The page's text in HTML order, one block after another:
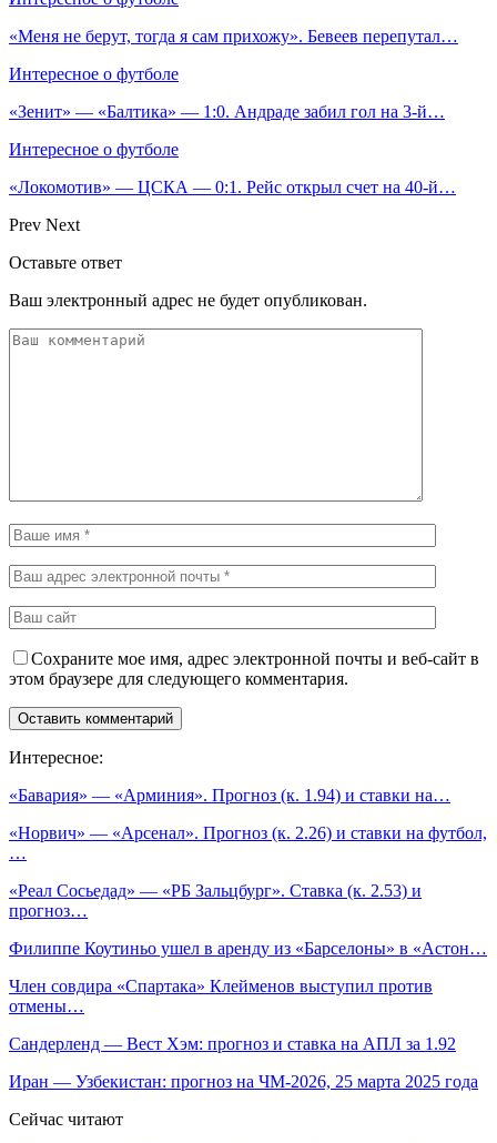
«Меня не берут, тогда я сам прихожу». Бевеев перепутал…
Интересное о футболе
«Зенит» — «Балтика» — 1:0. Андраде забил гол на 3‑й…
Интересное о футболе
«Локомотив» — ЦСКА — 0:1. Рейс открыл счет на 40‑й…
Prev Next
Оставьте ответ
Ваш электронный адрес не будет опубликован.
Сохраните мое имя, адрес электронной почты и веб-сайт в
этом браузере для следующего комментария.
Интересное:
«Бавария» — «Арминия». Прогноз (к. 1.94) и ставки на…
«Норвич» — «Арсенал». Прогноз (к. 2.26) и ставки на футбол,
…
«Реал Сосьедад» — «РБ Зальцбург». Ставка (к. 2.53) и
прогноз…
Филиппе Коутиньо ушел в аренду из «Барселоны» в «Астон…
Член совдира «Спартака» Клейменов выступил против
отмены…
Сандерленд — Вест Хэм: прогноз и ставка на АПЛ за 1.92
Иран — Узбекистан: прогноз на ЧМ-2026, 25 марта 2025 года
Сейчас читают